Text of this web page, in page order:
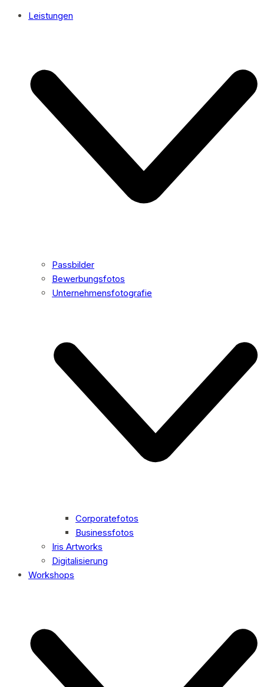
Leistungen
Passbilder
Bewerbungsfotos
Unternehmensfotografie
Corporatefotos
Businessfotos
Iris Artworks
Digitalisierung
Workshops